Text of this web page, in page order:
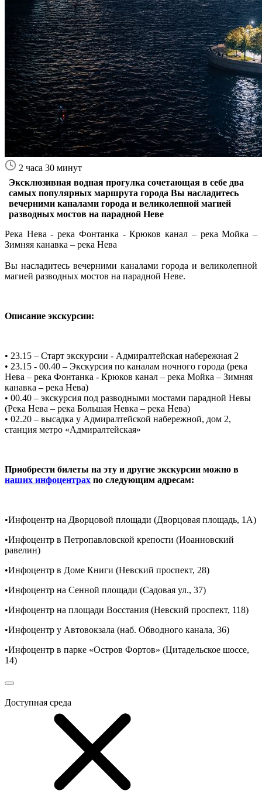
2 часа 30 минут
Эксклюзивная водная прогулка сочетающая в себе два
самых популярных маршрута города Вы насладитесь
вечерними каналами города и великолепной магией
разводных мостов на парадной Неве
Река Нева - река Фонтанка - Крюков канал – река Мойка –
Зимняя канавка – река Нева
Вы насладитесь вечерними каналами города и великолепной
магией разводных мостов на парадной Неве.
Описание экскурсии:
• 23.15 – Старт экскурсии - Адмиралтейская набережная 2
• 23.15 - 00.40 – Экскурсия по каналам ночного города (река
Нева – река Фонтанка - Крюков канал – река Мойка – Зимняя
канавка – река Нева)
• 00.40 – экскурсия под разводными мостами парадной Невы
(Река Нева – река Большая Невка – река Нева)
• 02.20 – высадка у Адмиралтейской набережной, дом 2,
станция метро «Адмиралтейская»
Приобрести билеты на эту и другие экскурсии можно в
наших инфоцентрах по следующим адресам:
•Инфоцентр на Дворцовой площади (Дворцовая площадь, 1A)
•Инфоцентр в Петропавловской крепости (Иоанновский
равелин)
•Инфоцентр в Доме Книги (Невский проспект, 28)
•Инфоцентр на Сенной площади (Садовая ул., 37)
•Инфоцентр на площади Восстания (Невский проспект, 118)
•Инфоцентр у Автовокзала (наб. Обводного канала, 36)
•Инфоцентр в парке «Остров Фортов» (Цитадельское шоссе,
14)
Доступная среда